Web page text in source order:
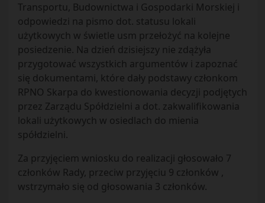
Transportu, Budownictwa i Gospodarki Morskiej i
odpowiedzi na pismo dot. statusu lokali
użytkowych w świetle usm przełożyć na kolejne
posiedzenie. Na dzień dzisiejszy nie zdążyła
przygotować wszystkich argumentów i zapoznać
się dokumentami, które dały podstawy członkom
RPNO Skarpa do kwestionowania decyzji podjętych
przez Zarządu Spółdzielni a dot. zakwalifikowania
lokali użytkowych w osiedlach do mienia
spółdzielni.
Za przyjęciem wniosku do realizacji głosowało 7
członków Rady, przeciw przyjęciu 9 członków ,
wstrzymało się od głosowania 3 członków.